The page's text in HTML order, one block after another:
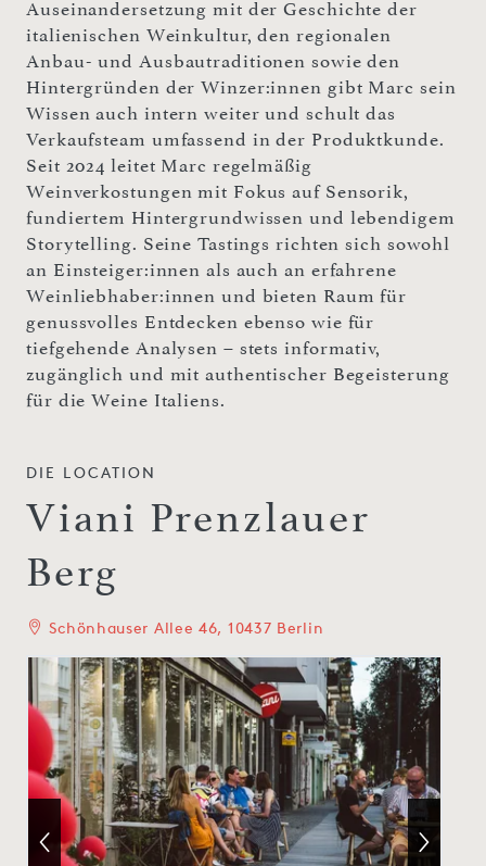
Auseinandersetzung mit der Geschichte der
italienischen Weinkultur, den regionalen
Anbau- und Ausbautraditionen sowie den
Hintergründen der Winzer:innen gibt Marc sein
Wissen auch intern weiter und schult das
Verkaufsteam umfassend in der Produktkunde.
Seit 2024 leitet Marc regelmäßig
Weinverkostungen mit Fokus auf Sensorik,
fundiertem Hintergrundwissen und lebendigem
Storytelling. Seine Tastings richten sich sowohl
an Einsteiger:innen als auch an erfahrene
Weinliebhaber:innen und bieten Raum für
genussvolles Entdecken ebenso wie für
tiefgehende Analysen – stets informativ,
zugänglich und mit authentischer Begeisterung
für die Weine Italiens.
DIE LOCATION
Viani Prenzlauer
Berg
Schönhauser Allee 46, 10437 Berlin